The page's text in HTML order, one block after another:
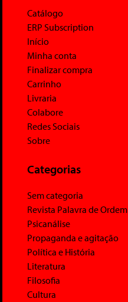
Catálogo
ERP Subscription
Início
Minha conta
Finalizar compra
Carrinho
Livraria
Colabore
Redes Sociais
Sobre
Categorias
Sem categoria
Revista Palavra de Ordem
Psicanálise
Propaganda e agitação
Política e História
Literatura
Filosofia
Cultura